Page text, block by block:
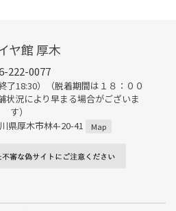
ヤ館 厚木
222-0077
了18:30）（脱着期間は１８：００
況により早まる場合がございま
す）
県厚木市林4-20-41
Map